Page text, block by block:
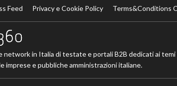
Feed Privacy e Cookie Policy Terms&Conditions
network in Italia di testate e portali B2B dedicati ai
imprese e pubbliche amministrazioni italiane.